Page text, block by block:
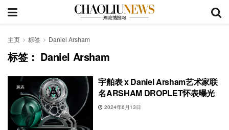
主页 标签 Daniel Arsham
标签： Daniel Arsham
腕表
宇舶表 x Daniel Arsham艺术家联
名ARSHAM DROPLET怀表曝光
2024年6月13日